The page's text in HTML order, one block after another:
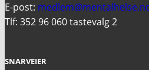
E-post:
Tlf: 352 96 060 tastevalg 2
SNARVEIER